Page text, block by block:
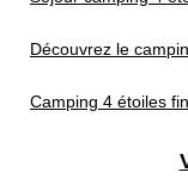
Découvrez le
Camping 4 étoiles